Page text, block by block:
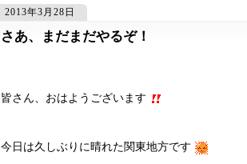
2013年3月28日
さあ、まだまだやるぞ！
皆さん、おはようございます
今日は久しぶりに晴れた関東地方です